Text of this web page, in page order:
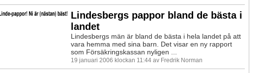
Lindesbergs pappor bland de bästa i
landet
Lindesbergs män är bland de bästa i hela landet på att
vara hemma med sina barn. Det visar en ny rapport
som Försäkringskassan nyligen ...
19 januari 2006 klockan 11:44 av Fredrik Norman